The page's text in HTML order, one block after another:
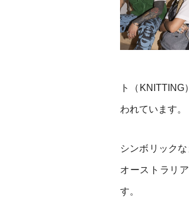
ト（
われています。
シンボリック
オーストラリ
す。